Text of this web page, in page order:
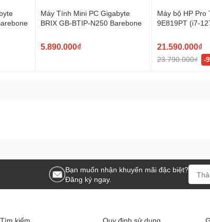
Máy Tính Mini PC Gigabyte
BRIX GB-BTIP-N250 Barebone
5.890.000₫
Máy bộ HP Pro
9E819PT (i7-
21.590.000₫
23.790.000₫ -
Bạn muốn nhận khuyến mãi đặc biệt?
Đăng ký ngay.